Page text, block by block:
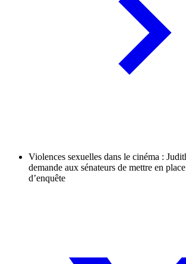
Violences sexuelles dans le cinéma :
demande aux sénateurs de mettre en
d’enquête